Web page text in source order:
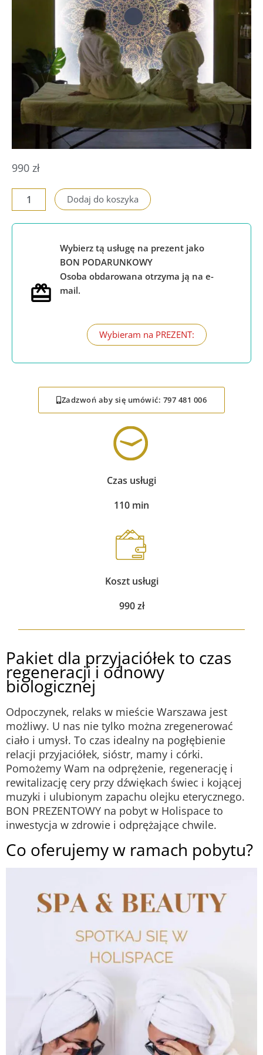
990 zł
ilość
Pakiet
dla
Dodaj do koszyka
Wybierz tą usługę na prezent jako
BON PODARUNKOWY
Osoba obdarowana otrzyma ją na e-
mail.
Wybieram na PREZENT:
Zadzwoń aby się umówić: 797 481 006
Czas usługi
110 min
Koszt usługi
990zł
Pakiet dla przyjaciółek to czas
regeneracji i odnowy
biologicznej
Odpoczynek, relaks w mieście Warszawa jest
możliwy. U nas nie tylko można zregenerować
ciało i umysł. To czas idealny na pogłębienie
relacji przyjaciółek, sióstr, mamy i córki.
Pomożemy Wam na odprężenie, regenerację i
rewitalizację cery przy dźwiękach świec i kojącej
muzyki i ulubionym zapachu olejku eterycznego.
BON PREZENTOWY na pobyt w Holispace to
inwestycja w zdrowie i odprężające chwile.
Co oferujemy w ramach pobytu?